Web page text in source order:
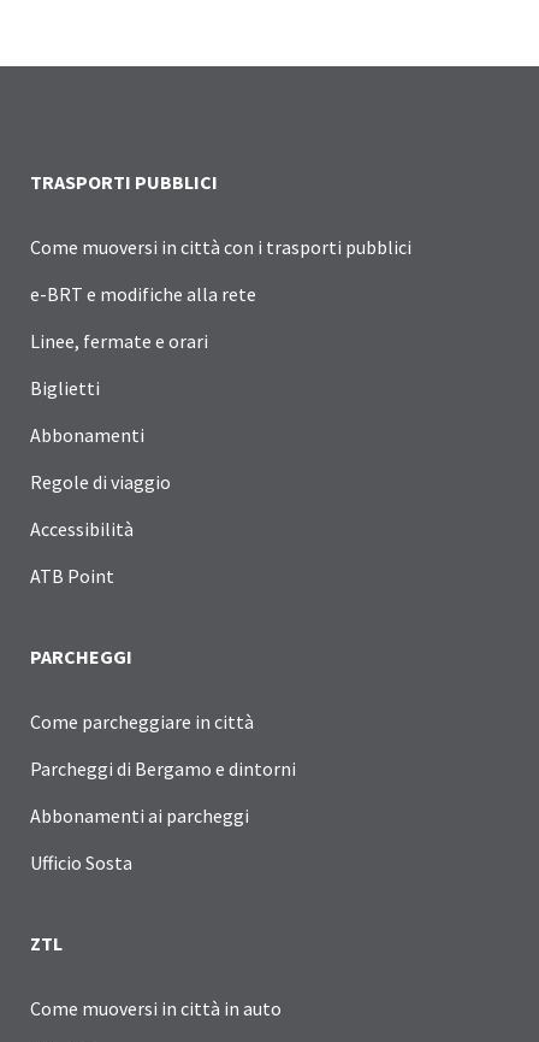
TRASPORTI PUBBLICI
Come muoversi in città con i trasporti pubblici
e-BRT e modifiche alla rete
Linee, fermate e orari
Biglietti
Abbonamenti
Regole di viaggio
Accessibilità
ATB Point
PARCHEGGI
Come parcheggiare in città
Parcheggi di Bergamo e dintorni
Abbonamenti ai parcheggi
Ufficio Sosta
ZTL
Come muoversi in città in auto